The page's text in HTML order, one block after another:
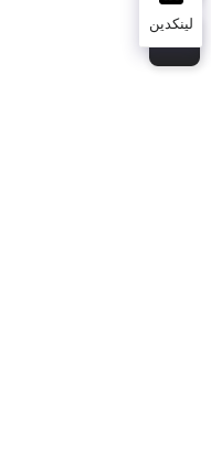
لینکدین